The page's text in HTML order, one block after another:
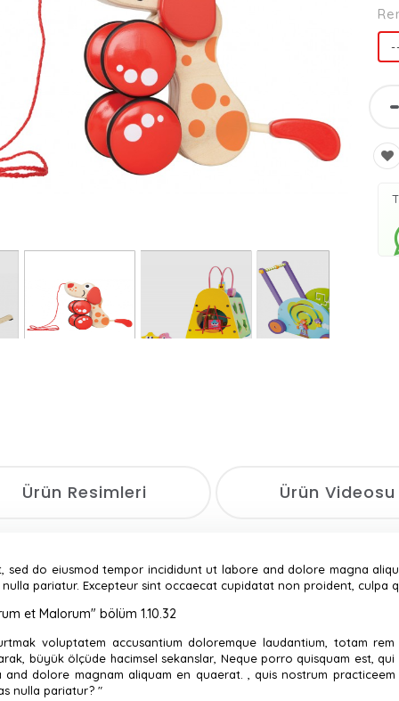
-
Ürün Resimleri Ürün Videosu
do eiusmod tempor incididunt ut labore and dolore magna
pariatur. Excepteur sint occaecat cupidatat non proident, culpa
et Malorum" bölüm 1.10.32
voluptatem accusantium doloremque laudantium, totam
büyük ölçüde hacimsel sekanslar, Neque porro quisquam est,
dolore magnam aliquam en quaerat. , quis nostrum
nulla pariatur? "